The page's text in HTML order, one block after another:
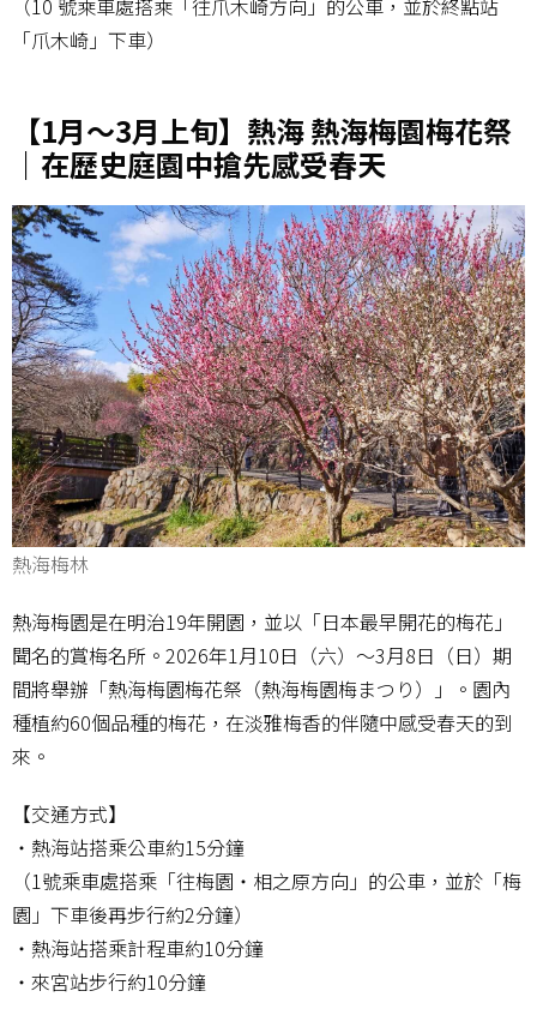
（10 號乘車處搭乘「往爪木崎方向」的公車，並於終點站
「爪木崎」下車）
【1月～3月上旬】熱海 熱海梅園梅花祭
｜在歷史庭園中搶先感受春天
熱海梅林
熱海梅園是在明治19年開園，並以「日本最早開花的梅花」
聞名的賞梅名所。2026年1月10日（六）～3月8日（日）期
間將舉辦「熱海梅園梅花祭（熱海梅園梅まつり）」。園內
種植約60個品種的梅花，在淡雅梅香的伴隨中感受春天的到
來。
【交通方式】
・熱海站搭乘公車約15分鐘
（1號乘車處搭乘「往梅園・相之原方向」的公車，並於「梅
園」下車後再步行約2分鐘）
・熱海站搭乘計程車約10分鐘
・來宮站步行約10分鐘